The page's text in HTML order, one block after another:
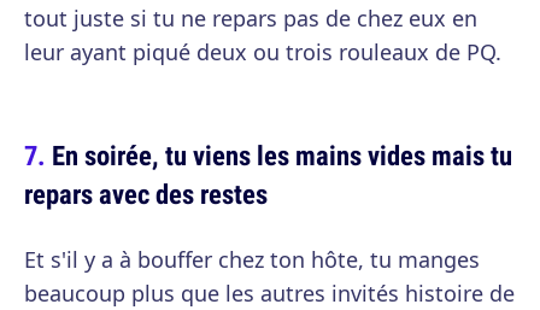
tout juste si tu ne repars pas de chez eux en
leur ayant piqué deux ou trois rouleaux de PQ.
En soirée, tu viens les mains vides mais tu
repars avec des restes
Et s'il y a à bouffer chez ton hôte, tu manges
beaucoup plus que les autres invités histoire de